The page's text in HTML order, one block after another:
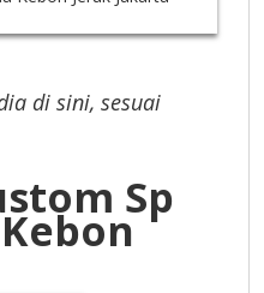
di sini, sesuai
Sp